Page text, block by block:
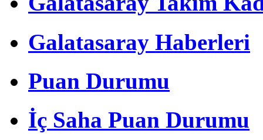
Galatasaray Haberleri
Puan Durumu
İç Saha Puan Durumu